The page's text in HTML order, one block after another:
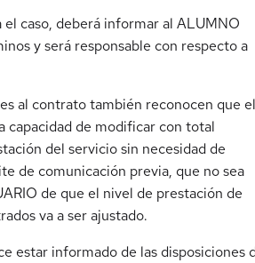
el caso, deberá informar al ALUMNO
y será responsable con respecto a
al contrato también reconocen que el
capacidad de modificar con total
del servicio sin necesidad de
de comunicación previa, que no sea
de que el nivel de prestación de
va a ser ajustado.
estar informado de las disposiciones